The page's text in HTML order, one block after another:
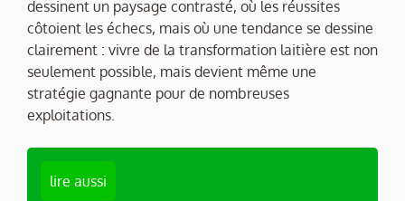
dessinent un paysage contrasté, où les réussites
côtoient les échecs, mais où une tendance se dessine
clairement : vivre de la transformation laitière est non
seulement possible, mais devient même une
stratégie gagnante pour de nombreuses
exploitations.
lire aussi